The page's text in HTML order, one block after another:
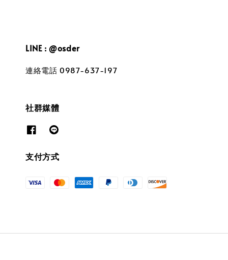
LINE : @osder
連絡電話 0987-637-197
社群媒體
支付方式